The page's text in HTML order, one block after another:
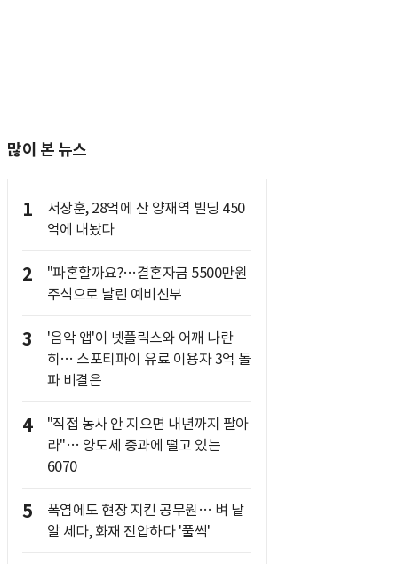
많이 본 뉴스
1
서장훈, 28억에 산 양재역 빌딩 450
억에 내놨다
2
"파혼할까요?…결혼자금 5500만원
주식으로 날린 예비신부
3
'음악 앱'이 넷플릭스와 어깨 나란
히… 스포티파이 유료 이용자 3억 돌
파 비결은
4
"직접 농사 안 지으면 내년까지 팔아
라"… 양도세 중과에 떨고 있는
6070
5
폭염에도 현장 지킨 공무원… 벼 낱
알 세다, 화재 진압하다 '풀썩'